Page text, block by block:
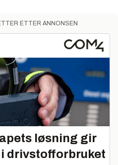
ETTER ANNONSEN
løsning gir
drivstofforbruket